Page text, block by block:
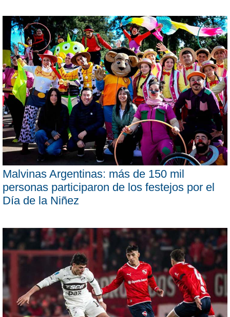
Malvinas Argentinas: más de 150 mil
personas participaron de los festejos por el
Día de la Niñez